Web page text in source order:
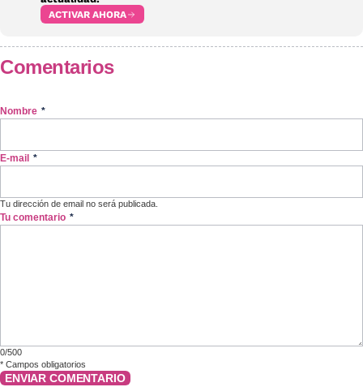
ACTIVAR AHORA
Comentarios
Nombre *
E-mail *
Tu dirección de email no será publicada.
Tu comentario *
0/500
* Campos obligatorios
ENVIAR COMENTARIO